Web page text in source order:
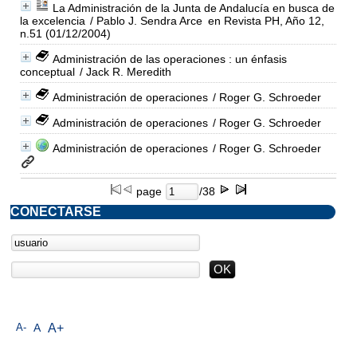
La Administración de la Junta de Andalucía en busca de
la excelencia / Pablo J. Sendra Arce en Revista PH, Año 12,
n.51 (01/12/2004)
Administración de las operaciones : un énfasis
conceptual / Jack R. Meredith
Administración de operaciones / Roger G. Schroeder
Administración de operaciones / Roger G. Schroeder
Administración de operaciones / Roger G. Schroeder
page /38
A- A A+
CONECTARSE